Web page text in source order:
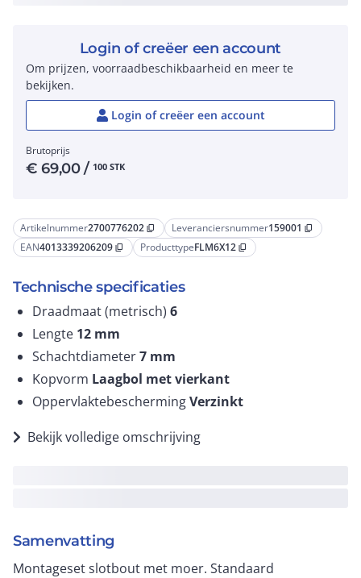
Artikelnummer2700776202 content_copy Leveranciersnummer159001 content_copy
EAN4013339206209 content_copy ProducttypeFLM6X12 content_copy
Technische specificaties
Draadmaat (metrisch) 6
Lengte 12 mm
Schachtdiameter7 mm
Kopvorm Laagbol met vierkant
OppervlaktebeschermingVerzinkt
Bekijk volledige omschrijving
Samenvatting
Montageset slotbout met moer. Standaard
Login of creëer een account
Om prijzen, voorraadbeschikbaarheid en meer te
bekijken.
Login of creëer een account
Brutoprijs
€69,00/ 100 STK